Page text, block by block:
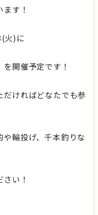
す！
火)に
開催予定です！
だければどなたでも参
輪投げ、千本釣りな
い！